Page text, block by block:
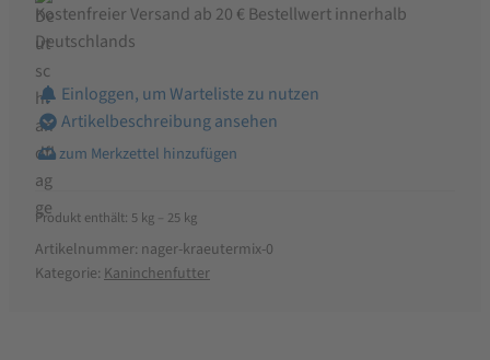
Kostenfreier Versand ab 20 € Bestellwert innerhalb
Deutschlands
Einloggen, um Warteliste zu nutzen
Artikelbeschreibung ansehen
Produkt enthält: 5 kg – 25 kg
Artikelnummer: nager-kraeutermix-0
Kategorie: Kaninchenfutter